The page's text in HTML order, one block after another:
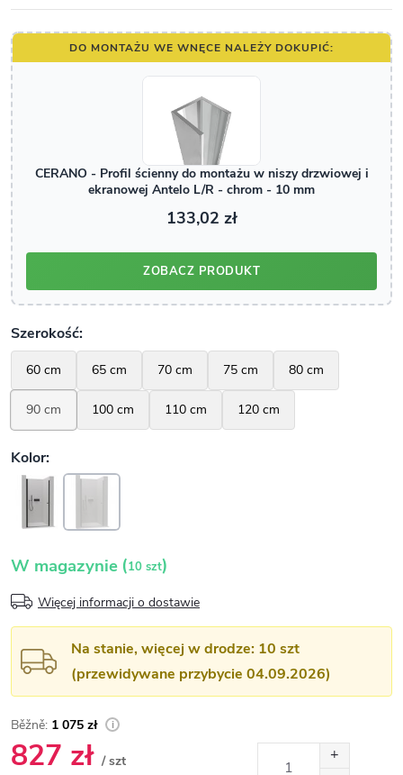
W magazynie (10 szt)
Więcej informacji o dostawie
Na stanie, więcej w drodze: 10 szt
(przewidywane przybycie 04.09.2026)
1 075 zł
827 zł / szt